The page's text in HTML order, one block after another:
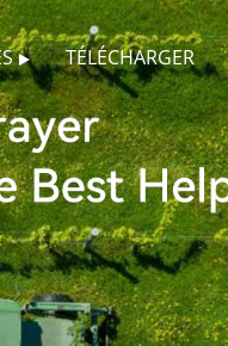
TÉLÉCHARGER